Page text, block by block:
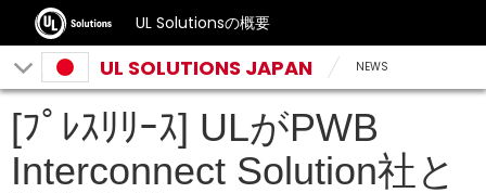
UL Solutionsの概要
UL SOLUTIONS JAPAN NEWS
[ﾌﾟﾚｽﾘﾘｰｽ] ULがPWB
Interconnect Solution社と